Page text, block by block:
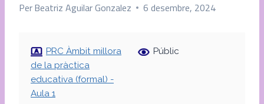
PerBeatriz Aguilar Gonzalez 6 desembre, 2024
PRC Àmbit millora
de la pràctica
educativa (formal) -
Aula 1
Públic